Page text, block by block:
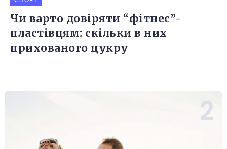
Чи варто довіряти “фітнес”-
пластівцям: скільки в них
прихованого цукру